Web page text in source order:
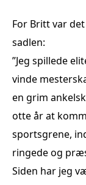
For Britt var
sadlen:
”Jeg spillede
vinde
en grim
otte år at
sportsgrene,
ringede og
Siden har jeg